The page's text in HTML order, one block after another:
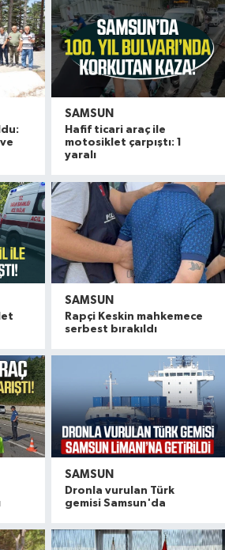
SAMSUN
Hafif ticari araç ile
motosiklet çarpıştı: 1
yaralı
SAMSUN
Rapçi Keskin mahkemece
serbest bırakıldı
SAMSUN
Dronla vurulan Türk
gemisi Samsun'da